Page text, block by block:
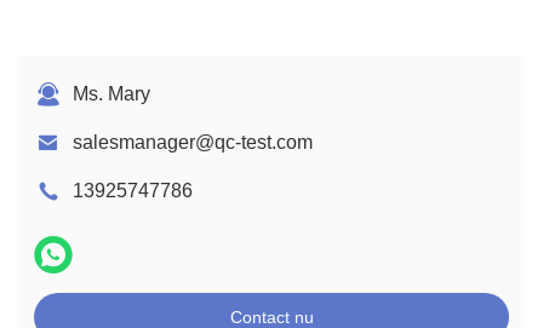
Ms. Mary
salesmanager@qc-test.com
13925747786
Contact nu